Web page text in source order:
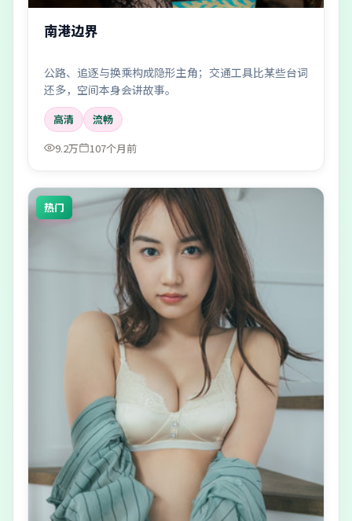
南港边界
公路、追逐与换乘构成隐形主角；交通工具比某些台词
还多，空间本身会讲故事。
高清
流畅
9.2万
107个月前
热门